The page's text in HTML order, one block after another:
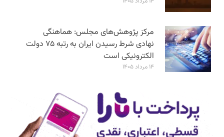
مرکز پژوهش‌های مجلس: هماهنگی
نهادی شرط رسیدن ایران به رتبه ۷۵ دولت
الکترونیکی است
۱۴ مرداد ۱۴۰۵